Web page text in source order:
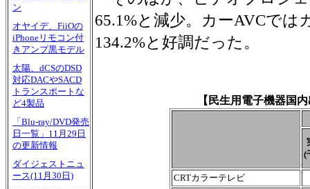
ン
オヤイデ、FiiOの
iPhoneリモコン付
きアンプ黒モデル
太陽、dCSのDSD
対応DACやSACD
トランスポートな
ど4製品
「Blu-ray/DVD発売
日一覧」11月29日
の更新情報
ダイジェストニュ
ース(11月30日)
65.1%と減少。カーAVCで
134.2%と好調だった。
【民生用電子機器国
(
CRTカラーテレビ